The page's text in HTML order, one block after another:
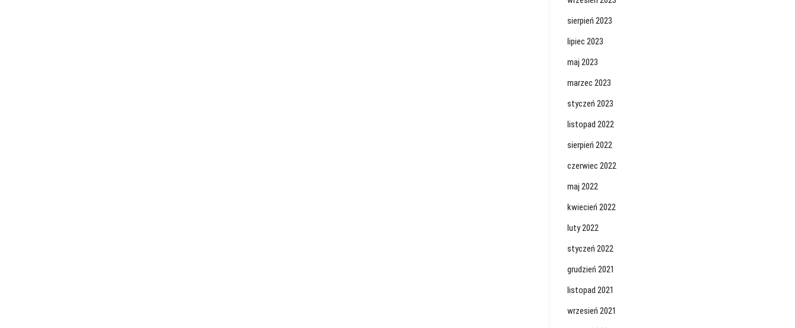
sierpień 2023
lipiec 2023
maj 2023
marzec 2023
styczeń 2023
listopad 2022
sierpień 2022
czerwiec 2022
maj 2022
kwiecień 2022
luty 2022
styczeń 2022
grudzień 2021
listopad 2021
wrzesień 2021